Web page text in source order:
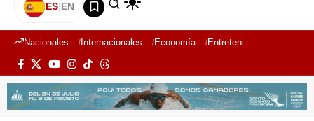
ES|EN
Nacionales Internacionales Economía Entretenimiento